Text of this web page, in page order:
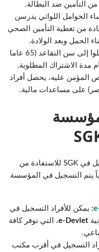
التأمين ضد البطالة.
الحوامل اللواتي يدرسن
من تغطية التأمين الصحي
الحمل وبعد الولادة.
: الأشخاص الذين وصلوا إلى سن التقاعد (65 عاما
المؤمن عليه، يحصل أفراد
على مساعدات مالية.
مؤسسة
يمكن لأي شخص يعمل في تركيا التسجيل في SGK للاستفادة من
يتم التسجيل في المؤسسة
: يمكن للأفراد التسجيل في
e-Devlet، التي توفر كافة
التسجيل في أقرب مكتب